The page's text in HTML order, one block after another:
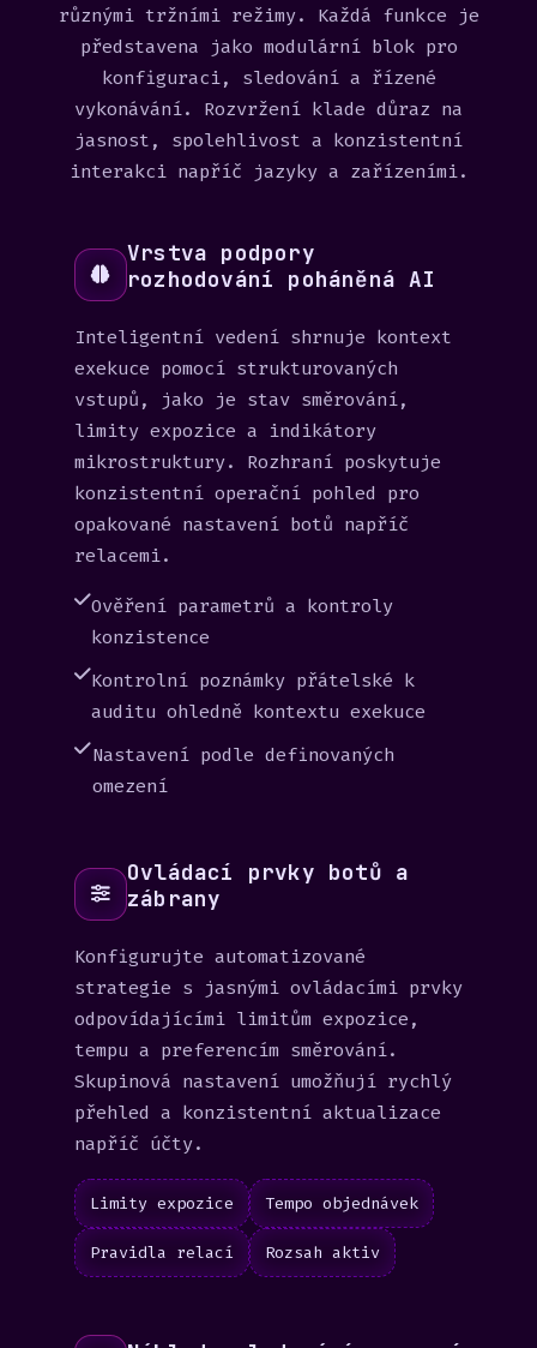
různými tržními režimy. Každá funkce je
představena jako modulární blok pro
konfiguraci, sledování a řízené
vykonávání. Rozvržení klade důraz na
jasnost, spolehlivost a konzistentní
interakci napříč jazyky a zařízeními.
Vrstva podpory
rozhodování poháněná AI
Inteligentní vedení shrnuje kontext
exekuce pomocí strukturovaných
vstupů, jako je stav směrování,
limity expozice a indikátory
mikrostruktury. Rozhraní poskytuje
konzistentní operační pohled pro
opakované nastavení botů napříč
relacemi.
Ověření parametrů a kontroly
konzistence
Kontrolní poznámky přátelské k
auditu ohledně kontextu exekuce
Nastavení podle definovaných
omezení
Ovládací prvky botů a
zábrany
Konfigurujte automatizované
strategie s jasnými ovládacími prvky
odpovídajícími limitům expozice,
tempu a preferencím směrování.
Skupinová nastavení umožňují rychlý
přehled a konzistentní aktualizace
napříč účty.
Limity expozice Tempo objednávek
Pravidla relací Rozsah aktiv